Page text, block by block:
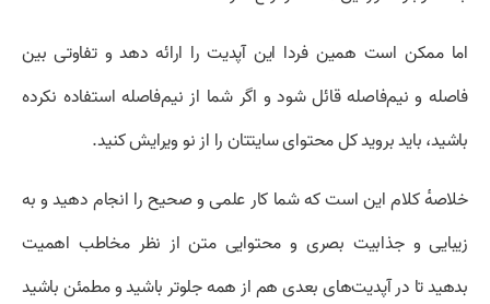
اما ممکن است همین فردا این آپدیت را ارائه دهد و تفاوتی بین
فاصله و نیم‌فاصله قائل شود و اگر شما از نیم‌فاصله استفاده نکرده
باشید، باید بروید کل محتوای سایتتان را از نو ویرایش کنید.
خلاصهٔ کلام این است که شما کار علمی و صحیح را انجام دهید و به
زیبایی و جذابیت بصری و محتوایی متن از نظر مخاطب اهمیت
بدهید تا در آپدیت‌های بعدی هم از همه جلوتر باشید و مطمئن باشید